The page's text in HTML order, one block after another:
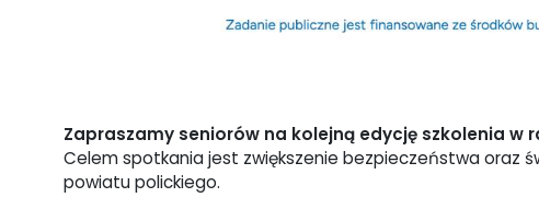
Zapraszamy seniorów na kolejną edycję szkolenia w
Celem spotkania jest zwiększenie bezpieczeństwa oraz
powiatu polickiego.